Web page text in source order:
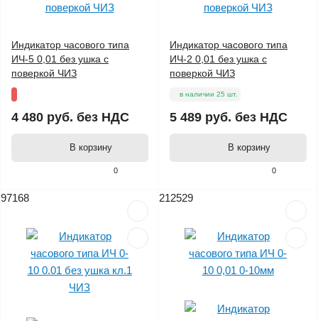
0
Индикатор часового типа
ИЧ-5 0,01 без ушка с
поверкой ЧИЗ
4 480 руб. без НДС
В корзину
0
Индикатор часового типа
ИЧ-2 0,01 без ушка с
поверкой ЧИЗ
в наличии 25 шт.
5 489 руб. без НДС
В корзину
97168 212529